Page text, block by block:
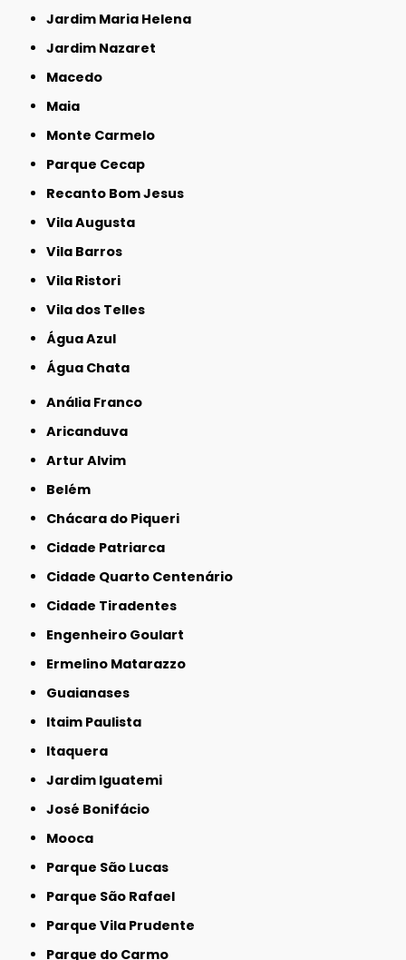
Jardim Maria Helena
Jardim Nazaret
Macedo
Maia
Monte Carmelo
Parque Cecap
Recanto Bom Jesus
Vila Augusta
Vila Barros
Vila Ristori
Vila dos Telles
Água Azul
Água Chata
Anália Franco
Aricanduva
Artur Alvim
Belém
Chácara do Piqueri
Cidade Patriarca
Cidade Quarto Centenário
Cidade Tiradentes
Engenheiro Goulart
Ermelino Matarazzo
Guaianases
Itaim Paulista
Itaquera
Jardim Iguatemi
José Bonifácio
Mooca
Parque São Lucas
Parque São Rafael
Parque Vila Prudente
Parque do Carmo